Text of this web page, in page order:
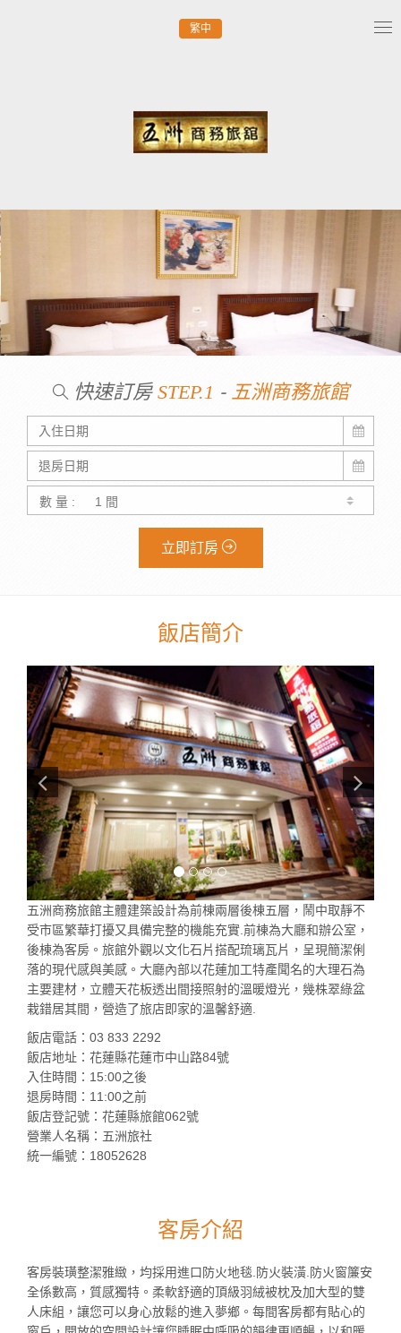
繁中
快速訂房 STEP.1 - 五洲商務旅館
數 量 :
立即訂房
飯店簡介
五洲商務旅館主體建築設計為前棟兩層後棟五層，鬧中取靜不
受市區繁華打擾又具備完整的機能充實.前棟為大廳和辦公室，
後棟為客房。旅館外觀以文化石片搭配琉璃瓦片，呈現簡潔俐
落的現代感與美感。大廳內部以花蓮加工特產聞名的大理石為
主要建材，立體天花板透出間接照射的溫暖燈光，幾株翠綠盆
栽錯居其間，營造了旅店即家的溫馨舒適.
飯店電話：03 833 2292
飯店地址：花蓮縣花蓮市中山路84號
入住時間：15:00之後
退房時間：11:00之前
飯店登記號：花蓮縣旅館062號
營業人名稱：五洲旅社
統一編號：18052628
客房介紹
客房裝璜整潔雅緻，均採用進口防火地毯.防火裝潢.防火窗簾安
全係數高，質感獨特。柔軟舒適的頂級羽絨被枕及加大型的雙
人床組，讓您可以身心放鬆的進入夢鄉。每間客房都有貼心的